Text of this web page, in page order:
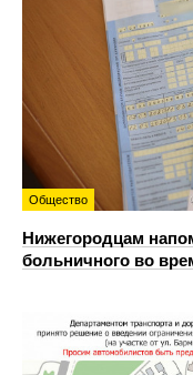
Общество
Нижегородцам
больничного во